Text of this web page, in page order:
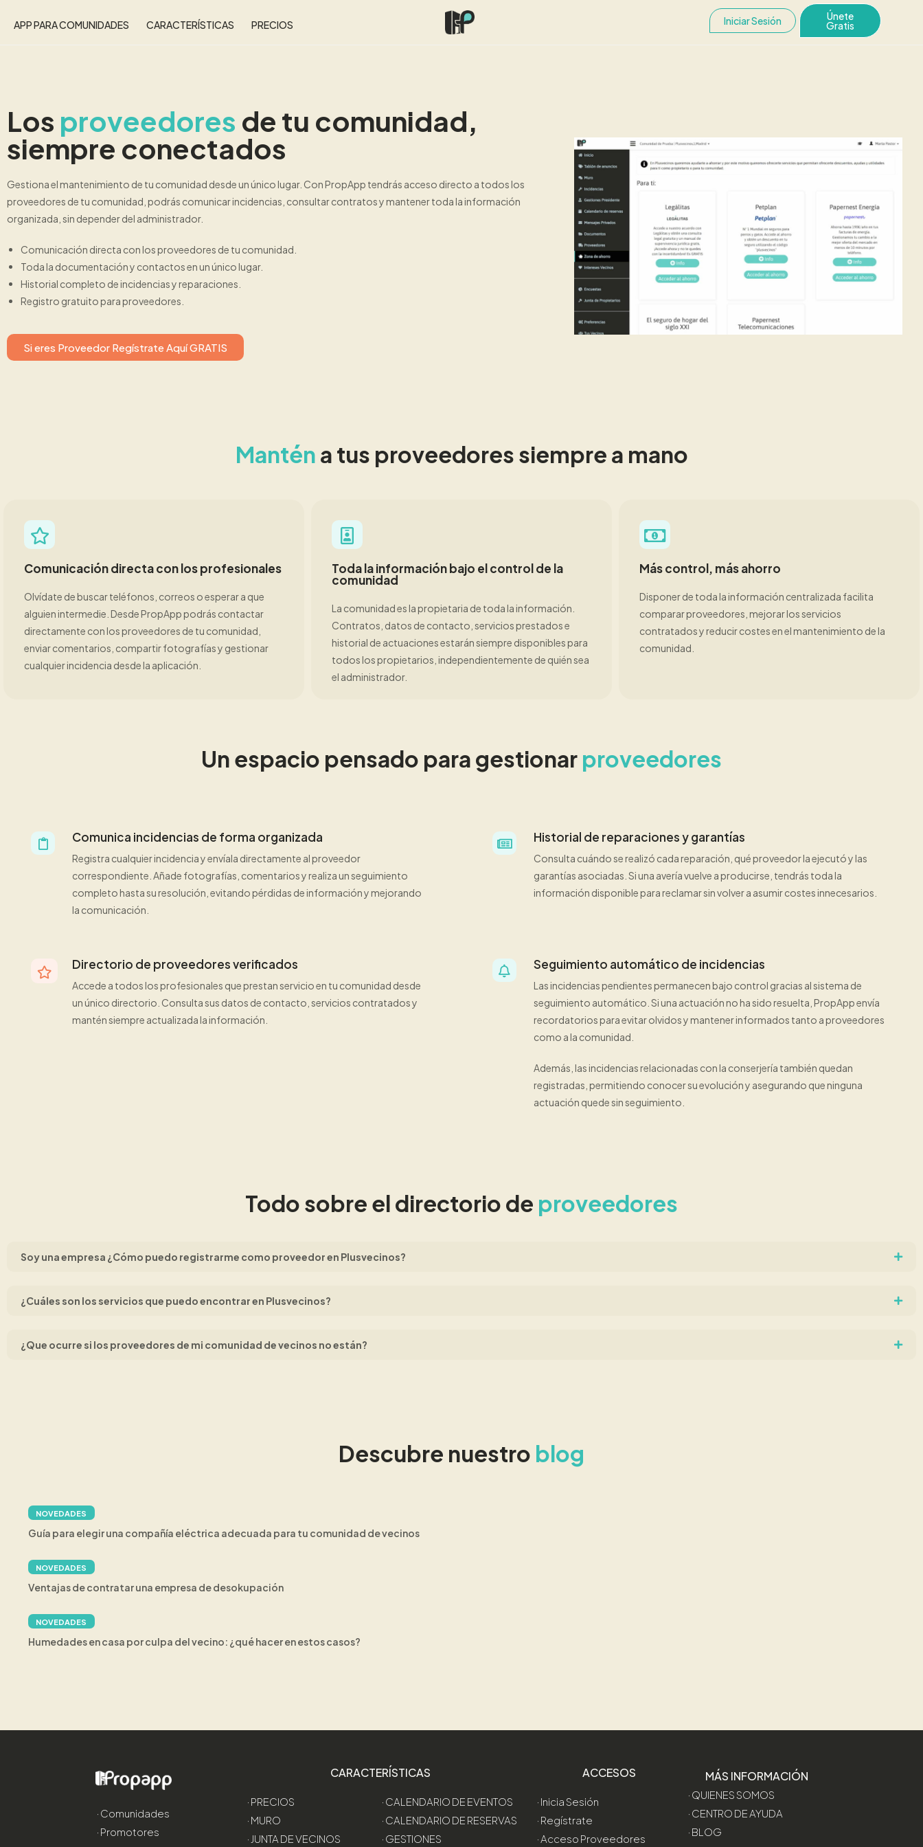
APP PARA COMUNIDADES CARACTERÍSTICAS PRECIOS Iniciar Sesión Únete
Gratis
Los proveedores de tu comunidad,
siempre conectados
Gestiona el mantenimiento de tu comunidad desde un único lugar. Con PropApp tendrás acceso directo a todos los
proveedores de tu comunidad, podrás comunicar incidencias, consultar contratos y mantener toda la información
organizada, sin depender del administrador.
Comunicación directa con los proveedores de tu comunidad.
Toda la documentación y contactos en un único lugar.
Historial completo de incidencias y reparaciones.
Registro gratuito para proveedores.
Si eres Proveedor Regístrate Aquí GRATIS
Mantén a tus proveedores siempre a mano
Comunicación directa con los profesionales
Olvídate de buscar teléfonos, correos o esperar a que
alguien intermedie. Desde PropApp podrás contactar
directamente con los proveedores de tu comunidad,
enviar comentarios, compartir fotografías y gestionar
cualquier incidencia desde la aplicación.
Toda la información bajo el control de la
comunidad
La comunidad es la propietaria de toda la información.
Contratos, datos de contacto, servicios prestados e
historial de actuaciones estarán siempre disponibles para
todos los propietarios, independientemente de quién sea
el administrador.
Más control, más ahorro
Disponer de toda la información centralizada facilita
comparar proveedores, mejorar los servicios
contratados y reducir costes en el mantenimiento de la
comunidad.
Un espacio pensado para gestionar proveedores
Comunica incidencias de forma organizada
Registra cualquier incidencia y envíala directamente al proveedor
correspondiente. Añade fotografías, comentarios y realiza un seguimiento
completo hasta su resolución, evitando pérdidas de información y mejorando
la comunicación.
Historial de reparaciones y garantías
Consulta cuándo se realizó cada reparación, qué proveedor la ejecutó y las
garantías asociadas. Si una avería vuelve a producirse, tendrás toda la
información disponible para reclamar sin volver a asumir costes innecesarios.
Directorio de proveedores verificados
Accede a todos los profesionales que prestan servicio en tu comunidad desde
un único directorio. Consulta sus datos de contacto, servicios contratados y
mantén siempre actualizada la información.
Seguimiento automático de incidencias
Las incidencias pendientes permanecen bajo control gracias al sistema de
seguimiento automático. Si una actuación no ha sido resuelta, PropApp envía
recordatorios para evitar olvidos y mantener informados tanto a proveedores
como a la comunidad.
Además, las incidencias relacionadas con la conserjería también quedan
registradas, permitiendo conocer su evolución y asegurando que ninguna
actuación quede sin seguimiento.
Todo sobre el directorio de proveedores
Soy una empresa ¿Cómo puedo registrarme como proveedor en Plusvecinos?
¿Cuáles son los servicios que puedo encontrar en Plusvecinos?
¿Que ocurre si los proveedores de mi comunidad de vecinos no están?
Descubre nuestro blog
NOVEDADES
Guía para elegir una compañía eléctrica adecuada para tu comunidad de vecinos
NOVEDADES
Ventajas de contratar una empresa de desokupación
NOVEDADES
Humedades en casa por culpa del vecino: ¿qué hacer en estos casos?
· Comunidades
· Promotores
CARACTERÍSTICAS
· PRECIOS
· MURO
· JUNTA DE VECINOS
· CALENDARIO DE EVENTOS
· CALENDARIO DE RESERVAS
· GESTIONES
ACCESOS
· Inicia Sesión
· Regístrate
· Acceso Proveedores
MÁS INFORMACIÓN
· QUIENES SOMOS
· CENTRO DE AYUDA
· BLOG